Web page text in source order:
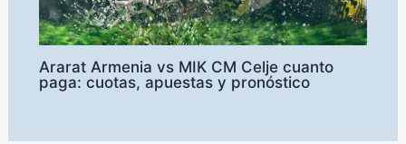
Ararat Armenia vs MIK CM Celje cuanto
paga: cuotas, apuestas y pronóstico